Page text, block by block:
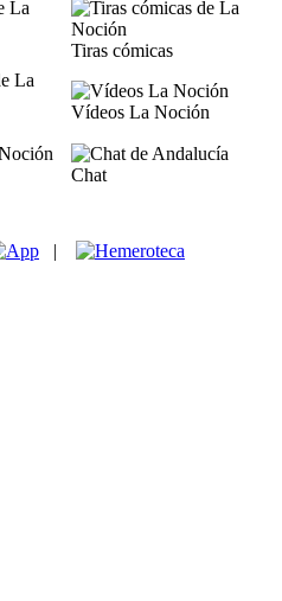
Tiras cómicas
Vídeos La Noción
Chat
|